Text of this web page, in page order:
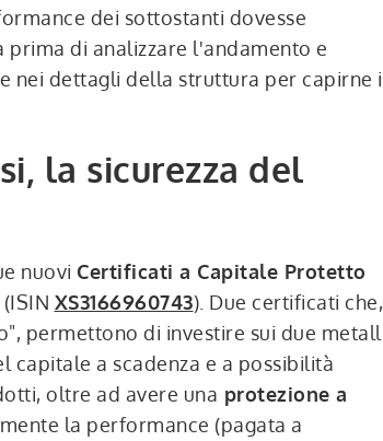
dei sottostanti dovesse
prima di analizzare l'andamento e
nei dettagli della struttura per capirne i
la sicurezza del
nuovi Certificati a Capitale Protetto
(ISIN XS3166960743). Due certificati che,
permettono di investire sui due
capitale a scadenza e a possibilità
oltre ad avere una protezione a
la performance (pagata a